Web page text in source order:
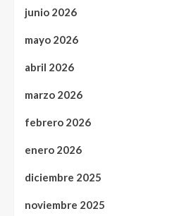
junio 2026
mayo 2026
abril 2026
marzo 2026
febrero 2026
enero 2026
diciembre 2025
noviembre 2025